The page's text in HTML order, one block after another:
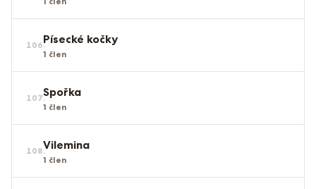
106.Písecké kočky
1 člen
107.Spořka
1 člen
108.Vilemina
1 člen